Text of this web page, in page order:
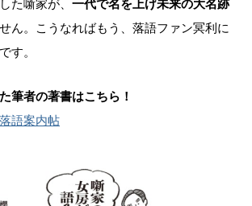
た噺家が、 一代で名を上げ未来の大名跡
ん。こうなればもう、落語ファン冥利に
す。
筆者の著書はこちら！
語案内帖